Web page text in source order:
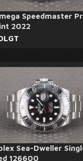
Speedmaster
2022
Sea-Dweller
126600